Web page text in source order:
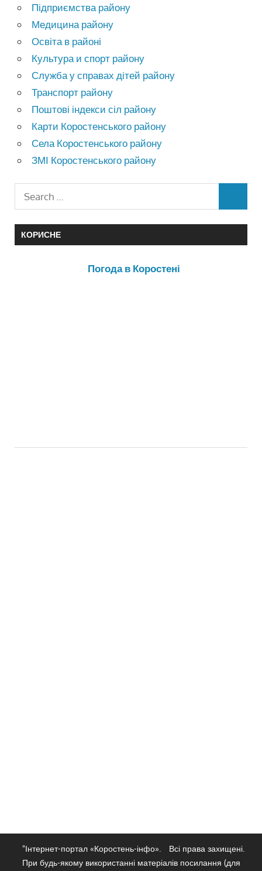
Підприємства району
Медицина району
Освіта в районі
Культура и спорт району
Служба у справах дітей району
Транспорт району
Поштові індекси сіл району
Карти Коростенського району
Села Коростенського району
ЗМІ Коростенського району
КОРИСНЕ
Погода в Коростені
"Інтернет-портал «Коростень-інфо».
Всі права захищені.
При будь-якому використанні матеріалів посилання (для